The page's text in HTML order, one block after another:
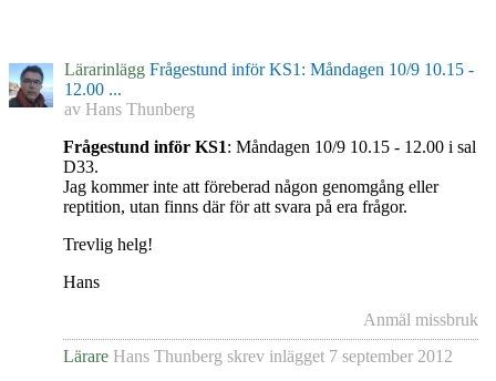
Lärarinlägg Frågestund inför KS1: Måndagen 10/9 10.15 -
12.00 ...
av Hans Thunberg
Frågestund inför KS1: Måndagen 10/9 10.15 - 12.00 i sal
D33.
Jag kommer inte att föreberad någon genomgång eller
reptition, utan finns där för att svara på era frågor.
Trevlig helg!
Hans
Anmäl missbruk
Lärare Hans Thunberg skrev inlägget 7 september 2012